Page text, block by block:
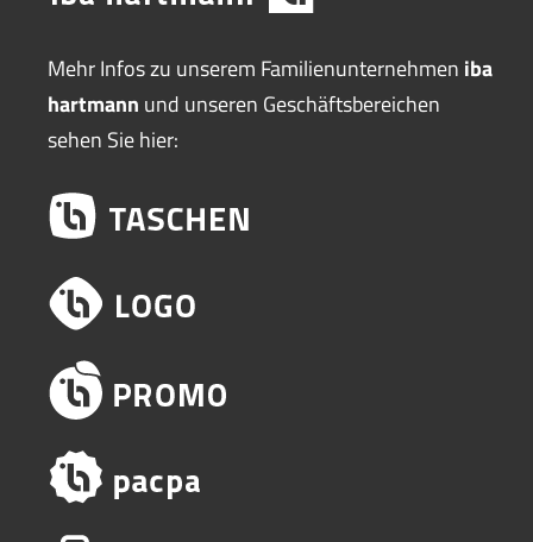
Mehr Infos zu unserem Familienunternehmen iba
hartmann und unseren Geschäftsbereichen
sehen Sie hier: